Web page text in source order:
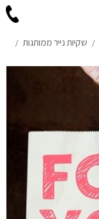
/ שקיות נייר ממותגות /